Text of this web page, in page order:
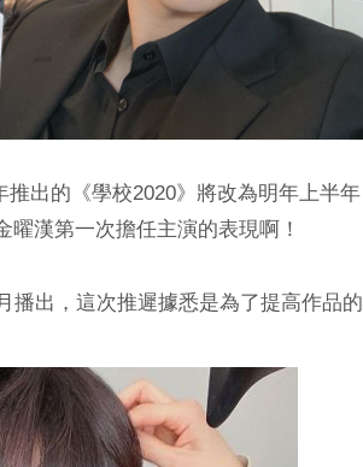
出的《學校2020》將改為明年上半年
漢第一次擔任主演的表現啊！
播出，這次推遲據悉是為了提高作品的